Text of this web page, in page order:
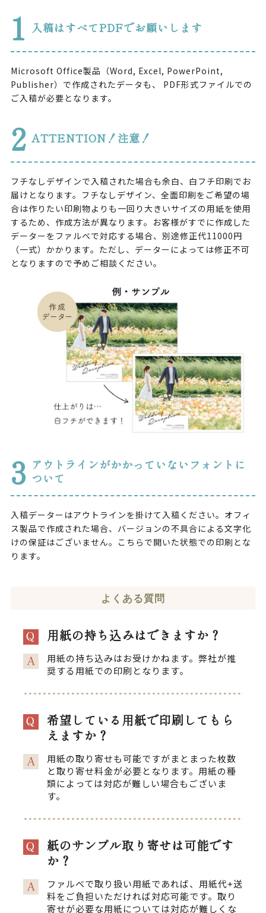
1 入稿はすべてPDFでお願いします
Microsoft Office製品（Word, Excel, PowerPoint,
Publisher）で作成されたデータも、 PDF形式ファイルでの
ご入稿が必要となります。
2 ATTENTION！注意！
フチなしデザインで入稿された場合も余白、白フチ印刷でお
届けとなります。フチなしデザイン、全面印刷をご希望の場
合は作りたい印刷物よりも一回り大きいサイズの用紙を使用
するため、作成方法が異なります。お客様がすでに作成した
データーをファルベで対応する場合、別途修正代11000円
（一式）かかります。ただし、データーによっては修正不可
となりますので予めご相談ください。
3 アウトラインがかかっていないフォントに
ついて
入稿データーはアウトラインを掛けて入稿ください。オフィ
ス製品で作成された場合、バージョンの不具合による文字化
けの保証はございません。こちらで開いた状態での印刷とな
ります。
よくある質問
用紙の持ち込みはできますか？
用紙の持ち込みはお受けかねます。弊社が推
奨する用紙での印刷となります。
希望している用紙で印刷してもら
えますか？
用紙の取り寄せも可能ですがまとまった枚数
と取り寄せ料金が必要となります。用紙の種
類によっては対応が難しい場合もございま
す。
紙のサンプル取り寄せは可能です
か？
ファルベで取り扱い用紙であれば、用紙代+送
料をご負担いただければ対応可能です。取り
寄せが必要な用紙については対応が難しくな